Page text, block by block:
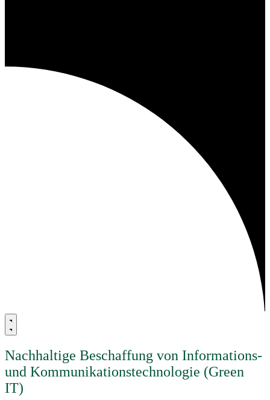
Nachhaltige Beschaffung von Informations-
und Kommunikationstechnologie (Green
IT)